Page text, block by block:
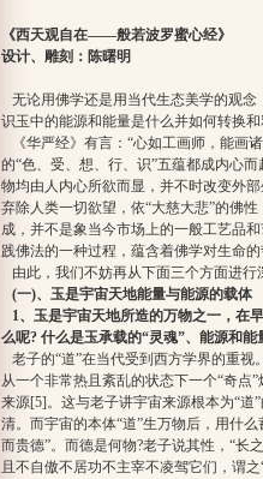
《西天观自在——般若波罗蜜心经》
设计、雕刻：陈曙明
无论用佛学还是用当代生态美学的观念
识玉中的能源和能量是什么并如何转换
《华严经》有言：“心如工画师，能画
的“色、受、想、行、识”五蕴都成内心
物均由人内心所欲而显，并不时改变外
弃除人类一切欲望，依“大慈大悲”的佛
成，并不是象当今市场上的一般工艺品
践佛法的一种过程，蕴含着佛学对生命
由此，我们不妨再从下面三个方面进行
(一)、玉是宇宙天地能量与能源的载体
1、玉是宇宙天地所造的万物之一，在
么呢? 什么是玉承载的“灵魂”、能源和
老子的“道”在当代受到西方学界的重视
从一个非常热且紊乱的状态下一个“奇点
来源[5]。这与老子讲宇宙来源根本为“道
清。而宇宙的本体“道”生万物后，用什
而贵德”。而德是何物?老子说其性，“
且不自傲不居功不主宰不凌驾它们，谓